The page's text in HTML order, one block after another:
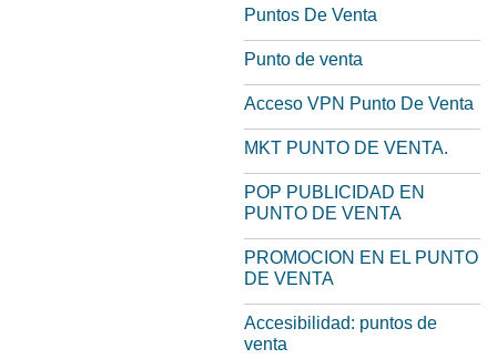
Puntos De Venta
Punto de venta
Acceso VPN Punto De Venta
MKT PUNTO DE VENTA.
POP PUBLICIDAD EN
PUNTO DE VENTA
PROMOCION EN EL PUNTO
DE VENTA
Accesibilidad: puntos de
venta